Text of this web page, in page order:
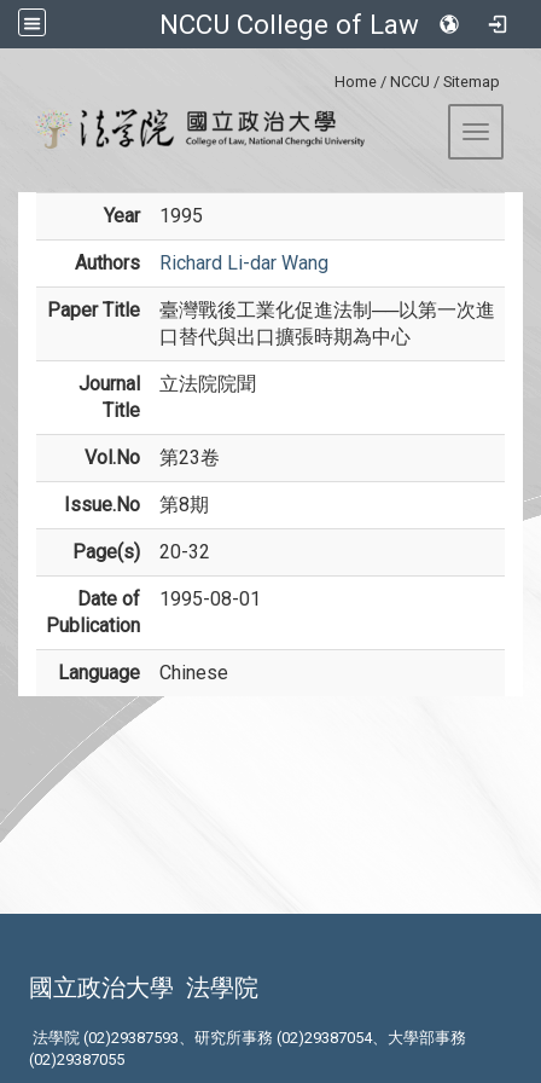
NCCU College of Law
Home / NCCU / Sitemap
Toggle
Year 1995
Authors Richard Li-dar Wang
Paper Title
臺灣戰後工業化促進法制──以第一次進
口替代與出口擴張時期為中心
Journal
Title
立法院院聞
Vol.No 第23卷
Issue.No 第8期
Page(s) 20-32
Date of
Publication
1995-08-01
Language Chinese
國立政治大學 法學院
法學院 (02)29387593、研究所事務 (02)29387054、大學部事務
(02)29387055